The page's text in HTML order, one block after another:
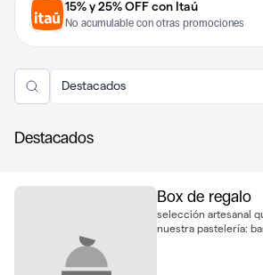
15% y 25% OFF con Itaú
No acumulable con otras promociones
Destacados
Destacados
Box de regalo
selección artesanal
nuestra pastelería: